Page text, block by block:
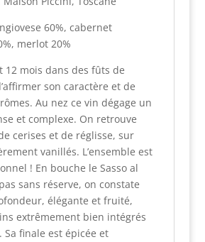
60%, cabernet
merlot 20%
12 mois dans des fûts de
son caractère et de
Au nez ce vin dégage un
et complexe. On retrouve
cerises et de réglisse, sur
vanillés. L’ensemble est
! En bouche le Sasso al
sans réserve, on constate
élégante et fruité,
extrêmement bien intégrés
Sa finale est épicée et